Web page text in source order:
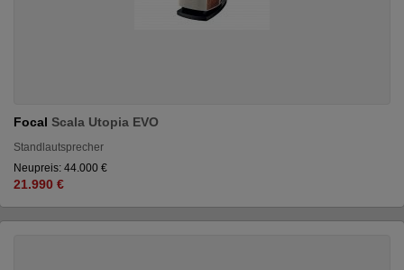
Focal Scala Utopia EVO
Standlautsprecher
Neupreis: 44.000 €
21.990 €